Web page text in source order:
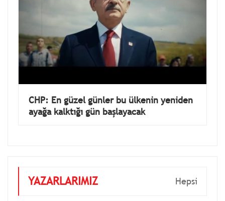
CHP: En güzel günler bu ülkenin yeniden
ayağa kalktığı gün başlayacak
YAZARLARIMIZ Hepsi